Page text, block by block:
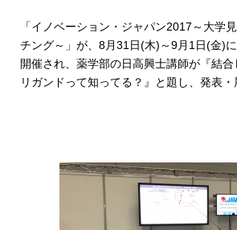
「イノベーション・ジャパン2017～大学
チング～」が、8月31日(木)～9月1日(金)
開催され、薬学部の日高興士講師が『結
リガンドって知ってる？』と題し、発表・